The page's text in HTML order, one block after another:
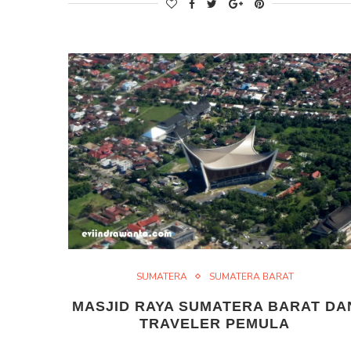
SUMATERA SUMATERA BARAT
MASJID RAYA SUMATERA BARAT
TRAVELER PEMULA